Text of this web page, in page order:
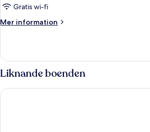
Gratis wi-fi
Mer information
Mer
Liknande boenden
BLESS Ibiza The Site - New Opening 2026